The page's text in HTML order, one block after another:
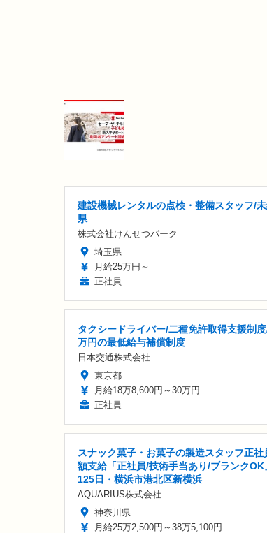
建設機械レンタルの点検・整備スタッフ/
県
株式会社けんせつパーク
埼玉県
月給25万円～
正社員
タクシードライバー/二種免許取得支援制
万円の最低給与補償制度
日本交通株式会社
東京都
月給18万8,600円～30万円
正社員
スナック菓子・お菓子の製造スタッフ正社
額支給「正社員/技術手当あり/ブランクOK
125日・横浜市港北区新横浜
AQUARIUS株式会社
神奈川県
月給25万2,500円～38万5,100円